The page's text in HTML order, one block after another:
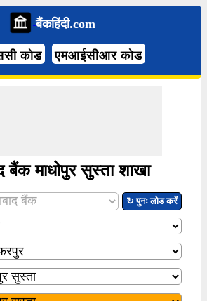
बैंकहिंदी.com
कोड एमआईसीआर कोड
बैंक माधोपुर सुस्ता शाखा
↻ पुनः लोड करें